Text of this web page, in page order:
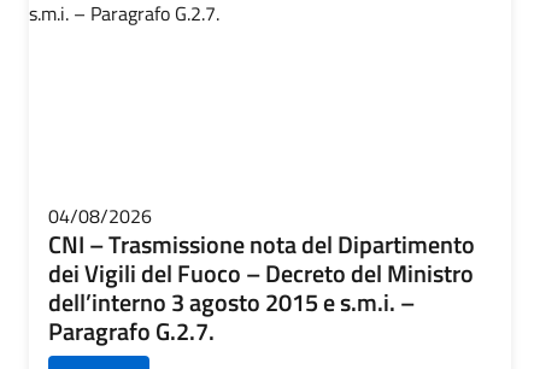
AGGIORNAMENTO PROFESSIONALE
04/08/2026
CNI – Trasmissione nota del Dipartimento
dei Vigili del Fuoco – Decreto del Ministro
dell’interno 3 agosto 2015 e s.m.i. –
Paragrafo G.2.7.